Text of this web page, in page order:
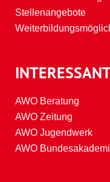
Stellenangebote
AWO Beratung
AWO Zeitung
AWO Jugendwerk
AWO